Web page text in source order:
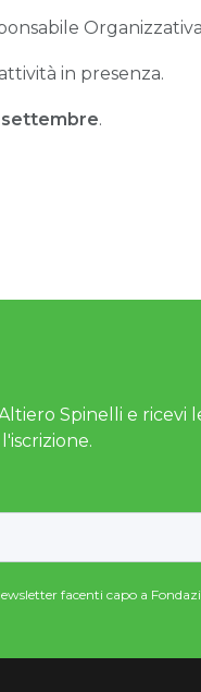
in presenza.
settembre.
Spinelli e ricevi
facenti capo a